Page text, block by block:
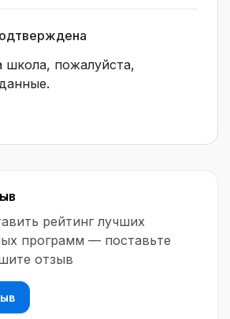
со студентами своими
Кроме того, в рамках
принимают участие
профильных
знакомы с системой
в данной нише.
сезонные скидки и
школа, пожалуйста,
рейтинг лучших
программ — поставьте
отзыв